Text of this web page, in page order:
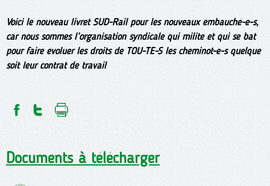
Voici le nouveau livret SUD-Rail pour les nouveaux embauché-e-s,
car nous sommes l’organisation syndicale qui milite et qui se bat
pour faire évoluer les droits de TOU-TE-S les cheminot-e-s quelque
soit leur contrat de travail
Documents à télécharger